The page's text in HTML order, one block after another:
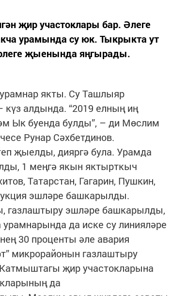
җир участоклары бар. Әлеге
урамында су юк. Тыкрыкта ут
җыенында яңгырады.
якты. Су Ташлыяр
алдында. “2019 елның иң
Ык буенда булды”, – ди Мөслим
Рунар Сәхбетдинов.
җыелды, дияргә була. Урамда
1 меңгә якын яктырткыч
Татарстан, Гагарин, Пушкин,
эшләре башкарылды.
газлаштыру эшләре башкарылды,
да иске су линияләре
30 проценты әле авария
микрорайонын газлаштыру
Катмыштагы җир участокларына
да